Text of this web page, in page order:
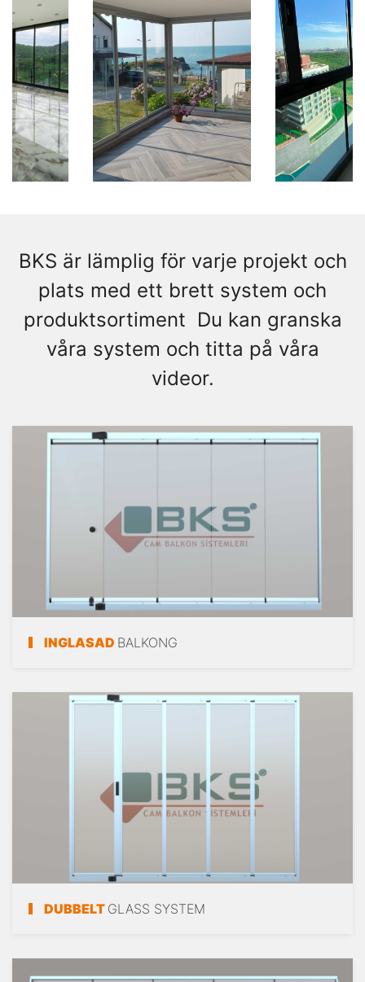
BKS är lämplig för varje projekt och
plats med ett brett system och
produktsortiment Du kan granska
våra system och titta på våra
videor.
INGLASAD BALKONG
DUBBELT GLASS SYSTEM